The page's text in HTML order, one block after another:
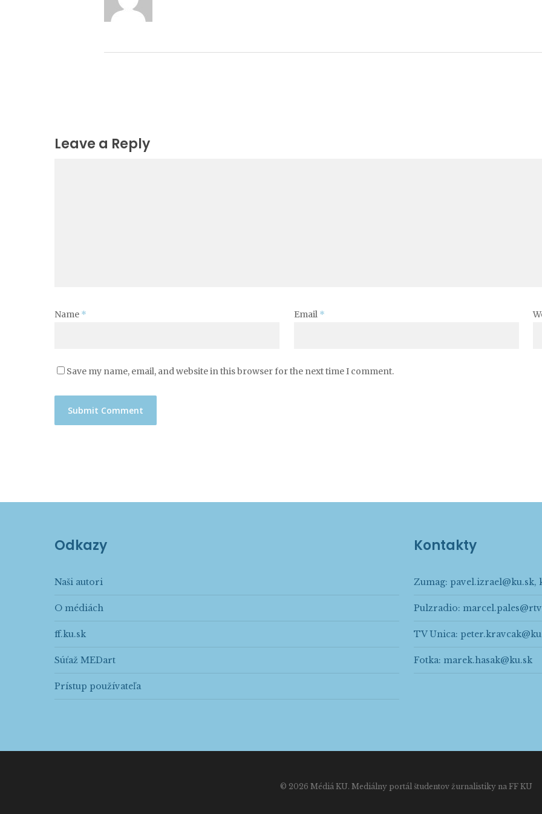
Leave a Reply
Name * Email *
Save my name, email, and website in this browser for the next time I comment.
Odkazy
Naši autori
O médiách
ff.ku.sk
Súťaž MEDart
Prístup používateľa
Kontakty
Zumag: pavel.izrael@ku.sk,
Pulzradio:
TV Unica:
Fotka: marek.hasak@ku.sk
© 2026 Médiá KU. Mediálny portál študentov žurnalistiky na FF KU